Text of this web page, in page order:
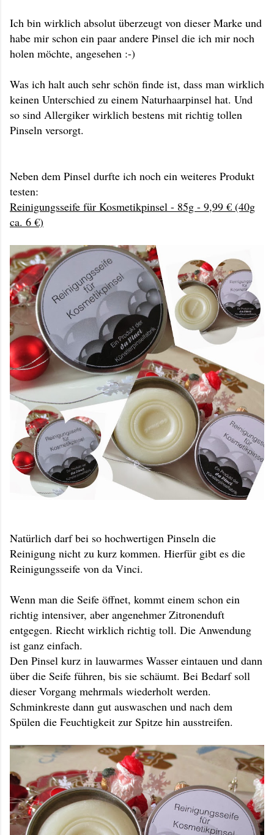
Ich bin wirklich absolut überzeugt von dieser Marke und
habe mir schon ein paar andere Pinsel die ich mir noch
holen möchte, angesehen :-)
Was ich halt auch sehr schön finde ist, dass man wirklich
keinen Unterschied zu einem Naturhaarpinsel hat. Und
so sind Allergiker wirklich bestens mit richtig tollen
Pinseln versorgt.
Neben dem Pinsel durfte ich noch ein weiteres Produkt
testen:
Reinigungsseife für Kosmetikpinsel - 85g - 9,99 € (40g
ca. 6 €)
Natürlich darf bei so hochwertigen Pinseln die
Reinigung nicht zu kurz kommen. Hierfür gibt es die
Reinigungsseife von da Vinci.
Wenn man die Seife öffnet, kommt einem schon ein
richtig intensiver, aber angenehmer Zitronenduft
entgegen. Riecht wirklich richtig toll. Die Anwendung
ist ganz einfach.
Den Pinsel kurz in lauwarmes Wasser eintauen und dann
über die Seife führen, bis sie schäumt. Bei Bedarf soll
dieser Vorgang mehrmals wiederholt werden.
Schminkreste dann gut auswaschen und nach dem
Spülen die Feuchtigkeit zur Spitze hin ausstreifen.